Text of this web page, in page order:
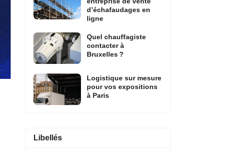
d’échafaudages en
ligne
Quel chauffagiste
contacter à
Bruxelles ?
Logistique sur mesure
pour vos expositions
à Paris
Libellés